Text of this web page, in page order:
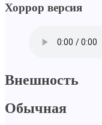
Хоррор версия
Внешность
Обычная